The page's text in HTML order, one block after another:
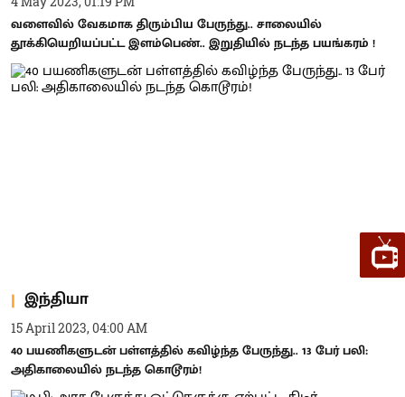
வளைவில் வேகமாக திரும்பிய பேருந்து.. சாலையில்
தூக்கியெறியப்பட்ட இளம்பெண்.. இறுதியில் நடந்த பயங்கரம் !
இந்தியா
15 April 2023, 04:00 AM
40 பயணிகளுடன் பள்ளத்தில் கவிழ்ந்த பேருந்து.. 13 பேர் பலி:
அதிகாலையில் நடந்த கொடூரம்!